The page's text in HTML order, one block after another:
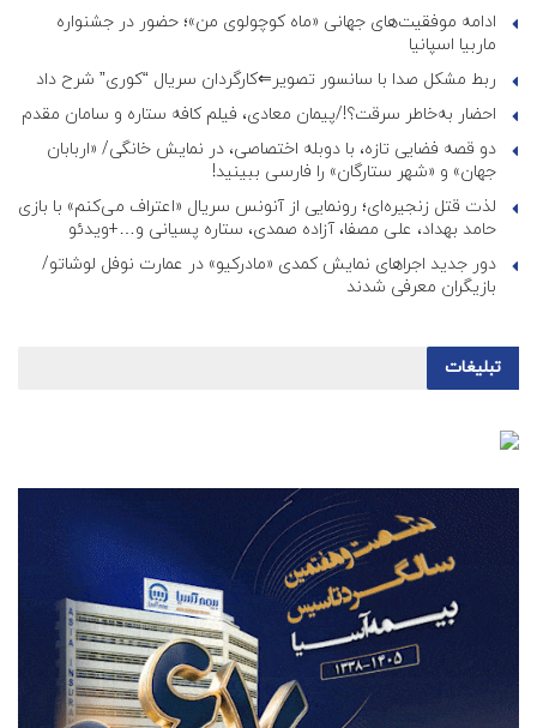
ادامه موفقیت‌های جهانی «ماه کوچولوی من»؛ حضور در جشنواره
ماربیا اسپانیا
ربط مشکل صدا با سانسور تصویر⇐کارگردان سریال “کوری” شرح داد
احضار به‌خاطر سرقت؟!/پیمان معادی، فیلم کافه ستاره و سامان مقدم
دو قصه فضایی تازه، با دوبله اختصاصی، در نمایش خانگی/ «اربابان
جهان» و «شهر ستارگان» را فارسی ببینید!
لذت قتل زنجیره‌ای؛ رونمایی از آنونس سریال «اعتراف می‌کنم» با بازی
حامد بهداد، علی مصفا، آزاده صمدی، ستاره پسیانی و…+ویدئو
دور جدید اجراهای نمایش کمدی «مادرکیو» در عمارت نوفل لوشاتو/
بازیگران معرفی شدند
تبلیغات